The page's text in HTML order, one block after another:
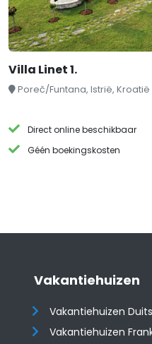
Villa Linet 1.
Poreč/Funtana, Istrië, Kroatië
Direct online beschikbaar
Géén boekingskosten
Vakantiehuizen
Vakantiehuizen
Vakantiehuizen